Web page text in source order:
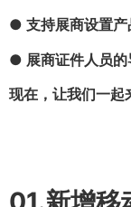
● 支持展商设置产
● 展商证件人员的
现在，让我们一起